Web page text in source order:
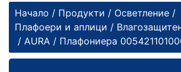
Начало / Продукти / Осветление /
Плафоери и аплици /
/ AURA / Плафониера